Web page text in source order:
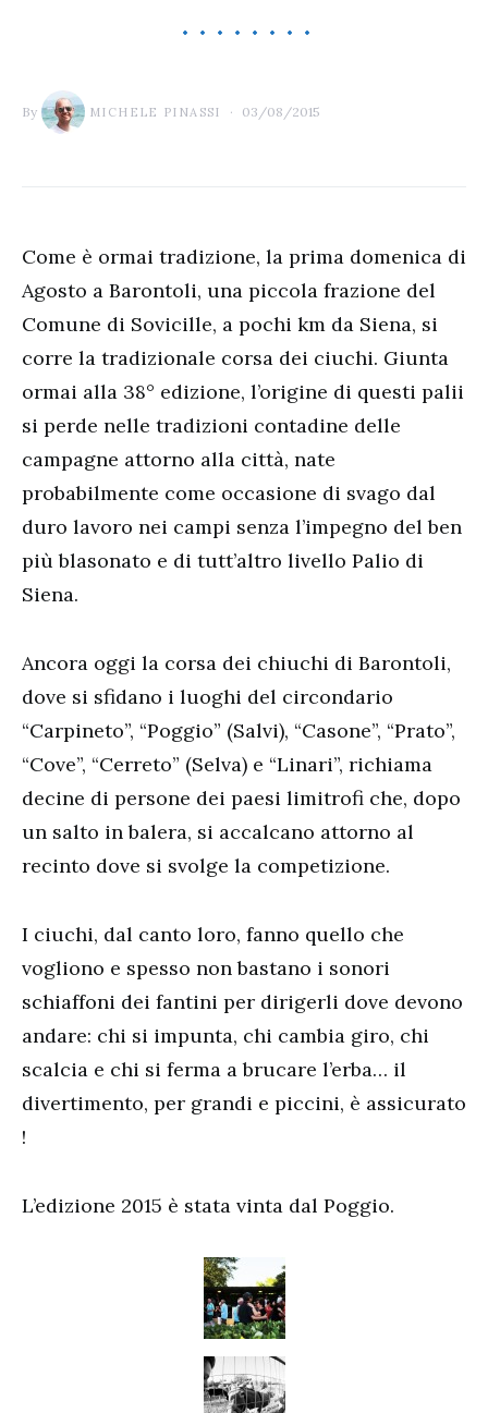
By MICHELE PINASSI 03/08/2015
Come è ormai tradizione, la prima domenica di
Agosto a Barontoli, una piccola frazione del
Comune di Sovicille, a pochi km da Siena, si
corre la tradizionale corsa dei ciuchi. Giunta
ormai alla 38° edizione, l’origine di questi palii
si perde nelle tradizioni contadine delle
campagne attorno alla città, nate
probabilmente come occasione di svago dal
duro lavoro nei campi senza l’impegno del ben
più blasonato e di tutt’altro livello Palio di
Siena.
Ancora oggi la corsa dei chiuchi di Barontoli,
dove si sfidano i luoghi del circondario
“Carpineto”, “Poggio” (Salvi), “Casone”, “Prato”,
“Cove”, “Cerreto” (Selva) e “Linari”, richiama
decine di persone dei paesi limitrofi che, dopo
un salto in balera, si accalcano attorno al
recinto dove si svolge la competizione.
I ciuchi, dal canto loro, fanno quello che
vogliono e spesso non bastano i sonori
schiaffoni dei fantini per dirigerli dove devono
andare: chi si impunta, chi cambia giro, chi
scalcia e chi si ferma a brucare l’erba… il
divertimento, per grandi e piccini, è assicurato
!
L’edizione 2015 è stata vinta dal Poggio.